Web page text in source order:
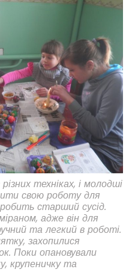
техніках, і молодші
свою роботу для
старший сусід.
адже він для
та легкий в роботі.
захопилися
Поки опановували
крупеничку та